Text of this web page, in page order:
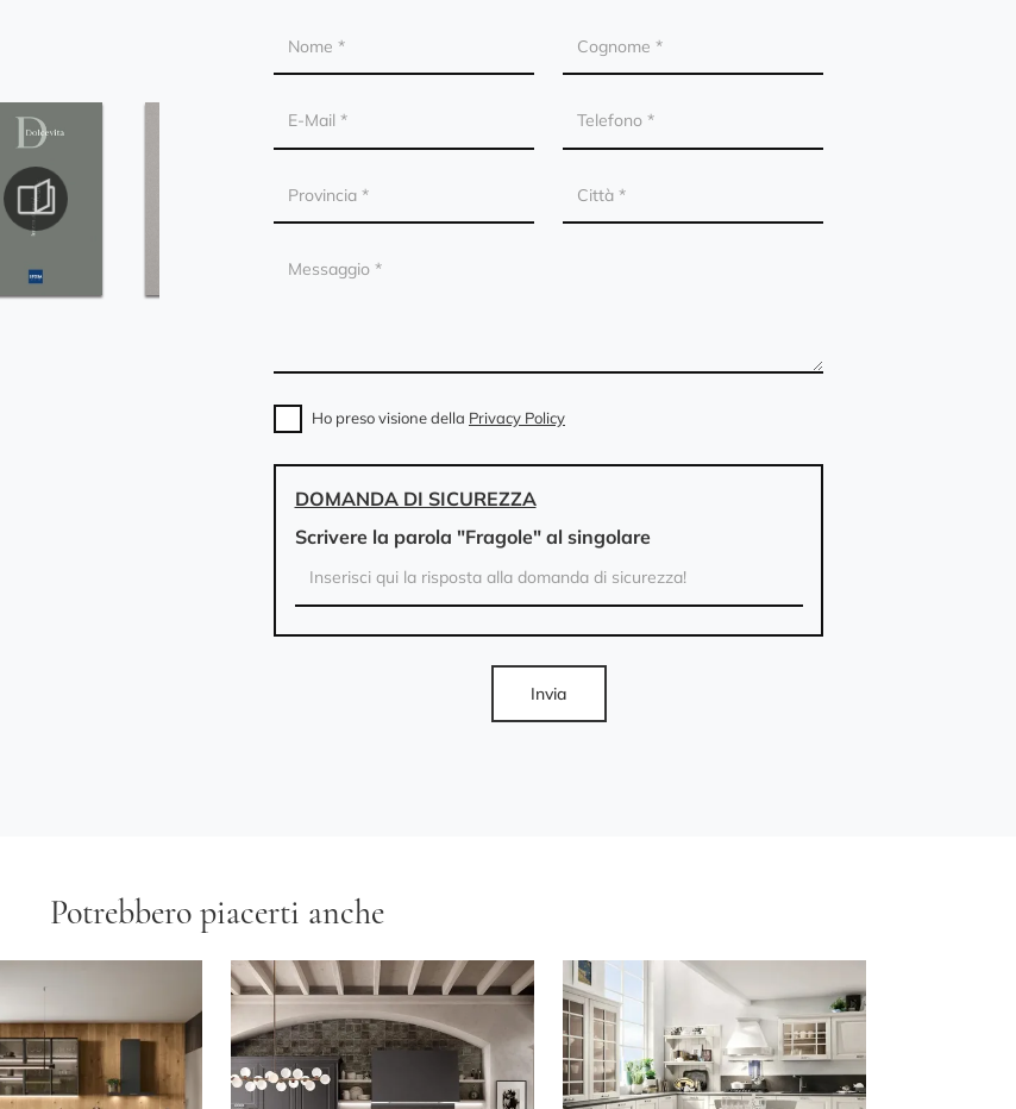
Ho preso visione della Privacy Policy
DOMANDA DI SICUREZZA
Scrivere la parola "Fragole" al singolare
Invia
Potrebbero piacerti anche